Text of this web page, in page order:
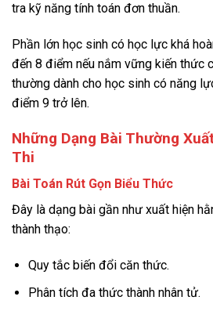
tra kỹ năng tính toán đơn thuần.
Phần lớn học sinh có học lực khá
đến 8 điểm nếu nắm vững kiến thức
thường dành cho học sinh có năng
điểm 9 trở lên.
Những Dạng Bài Thường
Thi
Bài Toán Rút Gọn Biểu Thức
Đây là dạng bài gần như xuất hiện
thành thạo:
Quy tắc biến đổi căn thức.
Phân tích đa thức thành nhân tử.